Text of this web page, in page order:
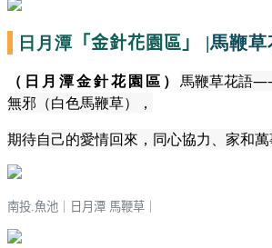
日月潭 「金針花園區」 |馬鞭草
（日月潭金針花園區） 馬鞭草花語
無邪（白色馬鞭草），
期待自己的愛情回來， 同心協力、家和萬
南投.魚池｜ 日月潭 馬鞭草